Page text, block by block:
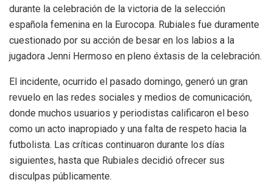
durante la celebración de la victoria de la selección
española femenina en la Eurocopa. Rubiales fue duramente
cuestionado por su acción de besar en los labios a la
jugadora Jenni Hermoso en pleno éxtasis de la celebración.
El incidente, ocurrido el pasado domingo, generó un gran
revuelo en las redes sociales y medios de comunicación,
donde muchos usuarios y periodistas calificaron el beso
como un acto inapropiado y una falta de respeto hacia la
futbolista. Las críticas continuaron durante los días
siguientes, hasta que Rubiales decidió ofrecer sus
disculpas públicamente.